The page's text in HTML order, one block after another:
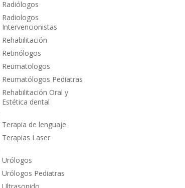
Radiólogos
Radiologos
Intervencionistas
Rehabilitación
Retinólogos
Reumatologos
Reumatólogos Pediatras
Rehabilitación Oral y
Estética dental
Terapia de lenguaje
Terapias Laser
Urólogos
Urólogos Pediatras
Ultrasonido